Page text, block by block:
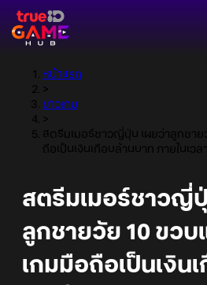
หน้าแรก
>
ข่าวเกม
>
สตรีมเมอร์ชาวญี่ปุ่น เผยว่าลูกชาย
ถือเป็นเงินเกือบล้านบาท ภายในเวล
สตรีมเมอร์ชาวญี่
ลูกชายวัย 10 ขวบ
เกมมือถือเป็นเงิน